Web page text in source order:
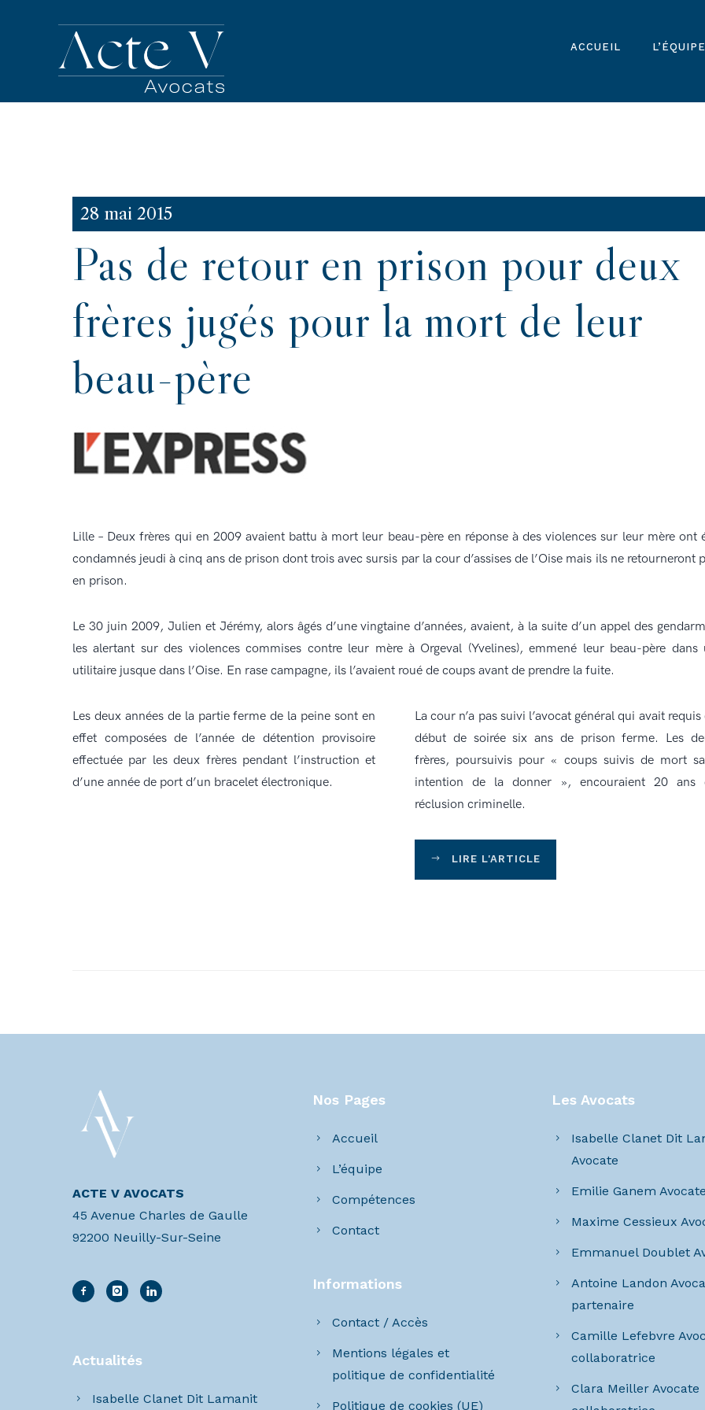
ACCUEIL L’ÉQUIPE
28 mai 2015
Pas de retour en prison pour deux
frères jugés pour la mort de leur
beau-père
Lille – Deux frères qui en 2009 avaient battu à mort leur beau-père en réponse à des violences sur leur mère ont
condamnés jeudi à cinq ans de prison dont trois avec sursis par la cour d’assises de l’Oise mais ils ne retourneront
en prison.
Le 30 juin 2009, Julien et Jérémy, alors âgés d’une vingtaine d’années, avaient, à la suite d’un appel des
les alertant sur des violences commises contre leur mère à Orgeval (Yvelines), emmené leur beau-père dans
utilitaire jusque dans l’Oise. En rase campagne, ils l’avaient roué de coups avant de prendre la fuite.
Les deux années de la partie ferme de la peine sont en
effet composées de l’année de détention provisoire
effectuée par les deux frères pendant l’instruction et
d’une année de port d’un bracelet électronique.
La cour n’a pas suivi l’avocat général qui avait requis
début de soirée six ans de prison ferme. Les
frères, poursuivis pour « coups suivis de mort
intention de la donner », encouraient 20 ans
réclusion criminelle.
LIRE L'ARTICLE
ACTE V AVOCATS
45 Avenue Charles de Gaulle
92200 Neuilly-Sur-Seine
Actualités
Isabelle Clanet Dit Lamanit
Nos Pages
Accueil
L’équipe
Compétences
Contact
Informations
Contact / Accès
Mentions légales et
politique de confidentialité
Politique de cookies (UE)
Les Avocats
Isabelle Clanet Dit
Avocate
Emilie Ganem Avocate
Maxime Cessieux
Emmanuel Doublet
Antoine Landon
partenaire
Camille Lefebvre
collaboratrice
Clara Meiller Avocate